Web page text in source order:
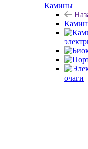
Камины
очаги